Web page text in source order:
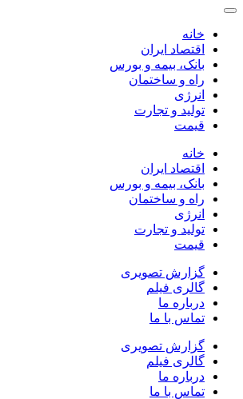
خانه
اقتصاد ایران
بانک، بیمه و بورس
راه و ساختمان
انرژی
تولید و تجارت
قیمت
خانه
اقتصاد ایران
بانک، بیمه و بورس
راه و ساختمان
انرژی
تولید و تجارت
قیمت
گزارش تصویری
گالری فیلم
درباره ما
تماس با ما
گزارش تصویری
گالری فیلم
درباره ما
تماس با ما